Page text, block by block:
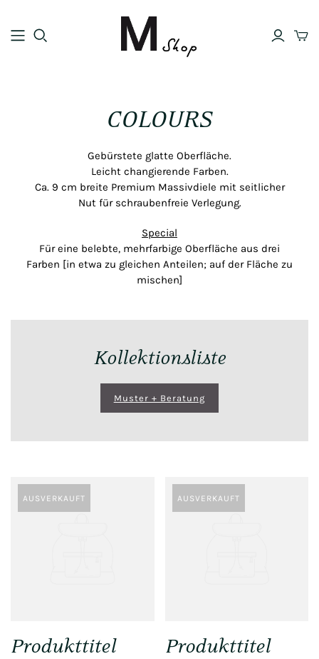
COLOURS
Gebürstete glatte Oberfläche.
Leicht changierende Farben.
Ca. 9 cm breite Premium Massivdiele mit seitlicher
Nut für schraubenfreie Verlegung.
Special
Für eine belebte, mehrfarbige Oberfläche aus drei
Farben [in etwa zu gleichen Anteilen; auf der Fläche zu
mischen]
Kollektionsliste
Muster + Beratung
AUSVERKAUFT
Produkttitel
AUSVERKAUFT
Produkttitel